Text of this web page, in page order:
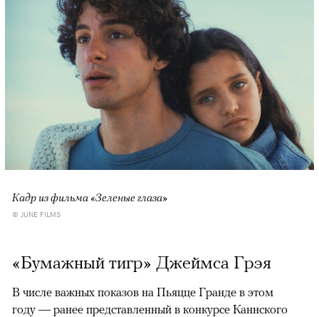
Кадр из фильма «Зеленые глаза»
© JUNE FILMS
«Бумажный тигр» Джеймса Грэя
В числе важных показов на Пьяцце Гранде в этом
году — ранее представленный в конкурсе Каннского